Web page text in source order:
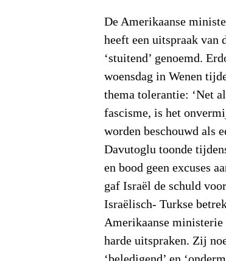
De Amerikaanse
heeft een uitspraak van
‘stuitend’ genoemd.
woensdag in Wenen
thema tolerantie: ‘Net
fascisme, is het
worden beschouwd als
Davutoglu toonde
en bood geen excuses
gaf Israël de schuld
Israëlisch- Turkse
Amerikaanse ministerie
harde uitspraken. Zij